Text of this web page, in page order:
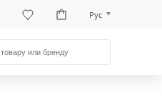
Рус
Қаз